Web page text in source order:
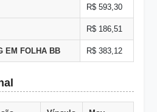
R$ 593,30
R$ 186,51
EM FOLHA BB R$ 383,12